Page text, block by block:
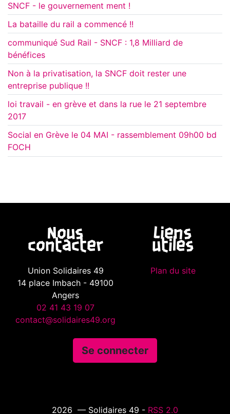
SNCF - le gouvernement ment !
La bataille du rail a commencé !!
communiqué Sud Rail - SNCF : 1,8 Milliard de
bénéfices
Non à la privatisation, la SNCF doit rester une
entreprise publique !!
loi travail - en grève et dans la rue le 21 septembre
2017
Social en Grève le 04 MAI - rassemblement 09h00 bd
FOCH
Nous
contacter
Union Solidaires 49
14 place Imbach - 49100
Angers
02 41 43 19 07
contact@solidaires49.org
Liens
utiles
Plan du site
Se connecter
2026 — Solidaires 49 - RSS 2.0